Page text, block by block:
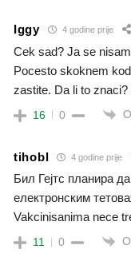
Iggy 4 godine prije
Cek sad? Ja se
Pocesto skoknem
zastite. Da li to znaci?
16 0
tihobl 4 godine prije
Бил Гејтс планира
електронским
Vakcinisanima nece
11 0